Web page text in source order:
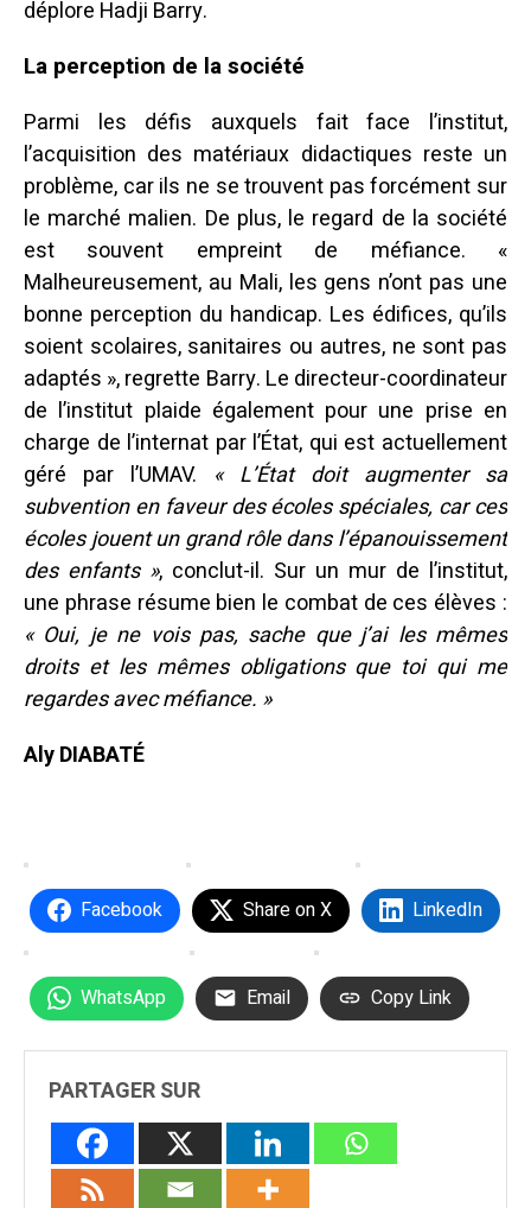
déplore Hadji Barry.
La perception de la société
Parmi les défis auxquels fait face l’institut,
l’acquisition des matériaux didactiques reste un
problème, car ils ne se trouvent pas forcément sur
le marché malien. De plus, le regard de la société
est souvent empreint de méfiance. «
Malheureusement, au Mali, les gens n’ont pas une
bonne perception du handicap. Les édifices, qu’ils
soient scolaires, sanitaires ou autres, ne sont pas
adaptés », regrette Barry. Le directeur-coordinateur
de l’institut plaide également pour une prise en
charge de l’internat par l’État, qui est actuellement
géré par l’UMAV. « L’État doit augmenter sa
subvention en faveur des écoles spéciales, car ces
écoles jouent un grand rôle dans l’épanouissement
des enfants », conclut-il. Sur un mur de l’institut,
une phrase résume bien le combat de ces élèves :
« Oui, je ne vois pas, sache que j’ai les mêmes
droits et les mêmes obligations que toi qui me
regardes avec méfiance. »
Aly DIABATÉ
Facebook Share on X LinkedIn
WhatsApp Email Copy Link
PARTAGER SUR